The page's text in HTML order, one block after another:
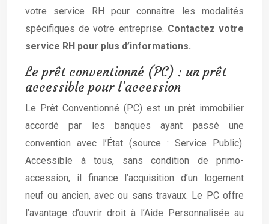
votre service RH pour connaître les modalités
spécifiques de votre entreprise. Contactez votre
service RH pour plus d’informations.
Le prêt conventionné (PC) : un prêt
accessible pour l’accession
Le Prêt Conventionné (PC) est un prêt immobilier
accordé par les banques ayant passé une
convention avec l’État (source : Service Public).
Accessible à tous, sans condition de primo-
accession, il finance l’acquisition d’un logement
neuf ou ancien, avec ou sans travaux. Le PC offre
l’avantage d’ouvrir droit à l’Aide Personnalisée au